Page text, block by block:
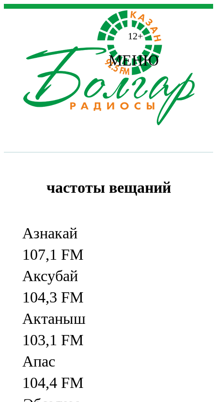
12+
МЕНЮ
частоты вещаний
Азнакай
107,1 FM
Аксубай
104,3 FM
Актаныш
103,1 FM
Апас
104,4 FM